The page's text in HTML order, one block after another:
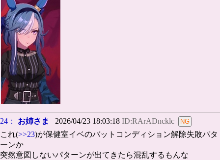
24： お姉さま 2026/04/23 18:03:18 ID:RArADncklc
これ(>>23)が保健室イベのバットコンディション解除失敗パタ
ーンか
突然意図しないパターンが出てきたら混乱するもんな